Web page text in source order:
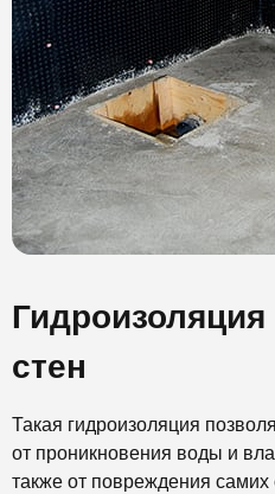
стен
Такая гидроизоляция
от проникновения воды и
также от повреждения самих